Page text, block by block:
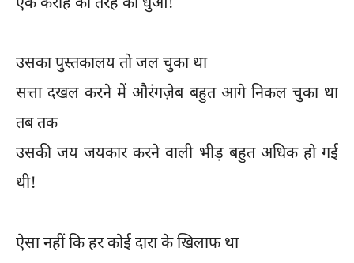
एक कराह की तरह का धुंआ!
उसका पुस्तकालय तो जल चुका था
सत्ता दखल करने में औरंगज़ेब बहुत आगे निकल चुका था
तब तक
उसकी जय जयकार करने वाली भीड़ बहुत अधिक हो गई
थी!
ऐसा नहीं कि हर कोई दारा के खिलाफ था